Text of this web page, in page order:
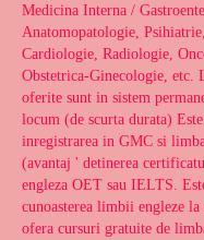
Medicina Interna /
Anatomopatologie,
Cardiologie, Radiologie,
Obstetrica-Ginecologie, etc.
oferite sunt in sistem
locum (de scurta durata) Este
inregistrarea in GMC si
(avantaj ' detinerea
engleza OET sau IELTS.
cunoasterea limbii engleze
ofera cursuri gratuite de